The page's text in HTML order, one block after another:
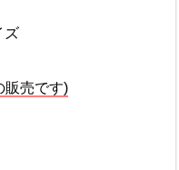
ズ
販売です)